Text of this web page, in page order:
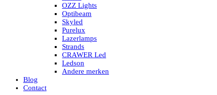
LED INTERIEUR VERLICHTING
Led verlichting interieur PIR / Touch
LED Armatuur met Strip 220V
Led strips
Subcategorieën Led interieur
PORTABLE ACCU LED LAMP
Led hoofdlamp
Camping led verlichting
Led zaklamp
Accu werklamp
OZZ Lights
Optibeam
Skyled
Purelux
Lazerlamps
Strands
CRAWER Led
Ledson
Andere merken
Blog
Contact